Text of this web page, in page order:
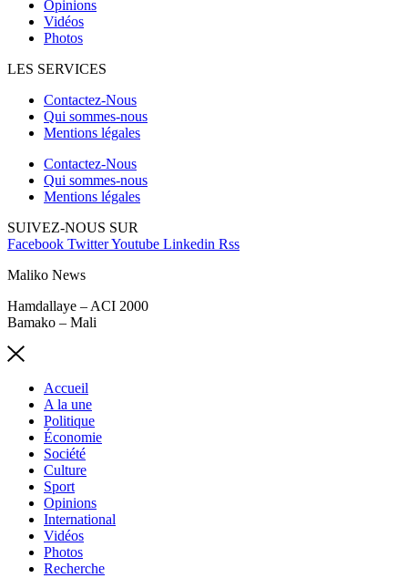
Opinions
Vidéos
Photos
LES SERVICES
Contactez-Nous
Qui sommes-nous
Mentions légales
Contactez-Nous
Qui sommes-nous
Mentions légales
SUIVEZ-NOUS SUR
Facebook TwitterYoutube Linkedin Rss
Maliko News
Hamdallaye – ACI 2000
Bamako – Mali
Accueil
A la une
Politique
Économie
Société
Culture
Sport
Opinions
International
Vidéos
Photos
Recherche